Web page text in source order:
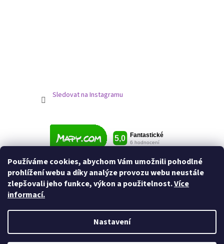
Používáme cookies, abychom Vám umožnili pohodlné
prohlížení webu a díky analýze provozu webu neustále
zlepšovali jeho funkce, výkon a použitelnost.Více
informací.
Nastavení
Sledovat na Instagramu
Vytvořil Shoptet